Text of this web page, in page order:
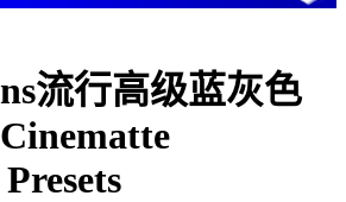
流行高级蓝灰色